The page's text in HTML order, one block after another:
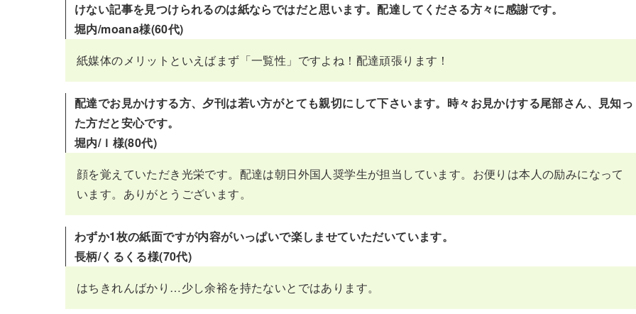
けない記事を見つけられるのは紙ならではだと思います。配達してくださる方々に感謝です。
堀内/moana様(60代)
紙媒体のメリットといえばまず「一覧性」ですよね！配達頑張ります！
配達でお見かけする方、夕刊は若い方がとても親切にして下さいます。時々お見かけする尾部さん、見知っ
た方だと安心です。
堀内/Ｉ様(80代)
顔を覚えていただき光栄です。配達は朝日外国人奨学生が担当しています。お便りは本人の励みになって
います。ありがとうございます。
わずか1枚の紙面ですが内容がいっぱいで楽しませていただいています。
長柄/くるくる様(70代)
はちきれんばかり…少し余裕を持たないとではあります。